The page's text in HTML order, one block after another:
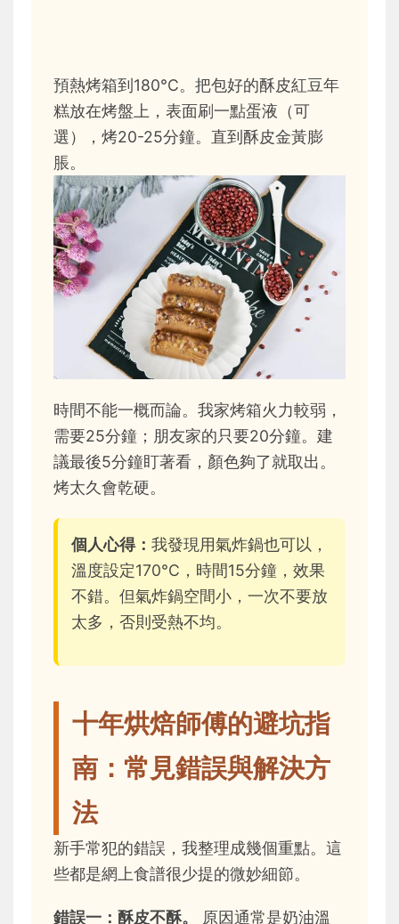
預熱烤箱到180°C。把包好的酥皮紅豆年
糕放在烤盤上，表面刷一點蛋液（可
選），烤20-25分鐘。直到酥皮金黃膨
脹。
時間不能一概而論。我家烤箱火力較弱，
需要25分鐘；朋友家的只要20分鐘。建
議最後5分鐘盯著看，顏色夠了就取出。
烤太久會乾硬。
個人心得： 我發現用氣炸鍋也可以，
溫度設定170°C，時間15分鐘，效果
不錯。但氣炸鍋空間小，一次不要放
太多，否則受熱不均。
十年烘焙師傅的避坑指
南：常見錯誤與解決方
法
新手常犯的錯誤，我整理成幾個重點。這
些都是網上食譜很少提的微妙細節。
錯誤一：酥皮不酥。 原因通常是奶油溫